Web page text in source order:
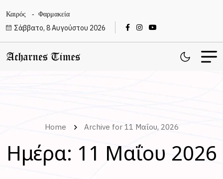
Καιρός Φαρμακεία
Σάββατο, 8 Αυγούστου 2026
Home Archive for 11 Μαΐου, 2026
Ημέρα: 11 Μαΐου 2026